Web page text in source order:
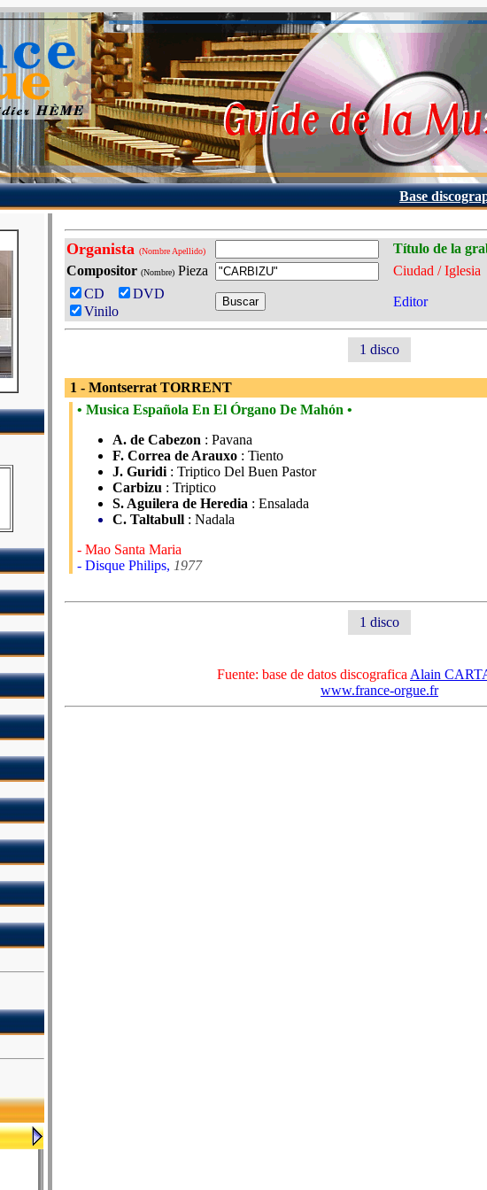
Base
Organista (Nombre Apellido)
Título de la
Compositor (Nombre) Pieza
Ciudad / Iglesia
CD
DVD
Vinilo
Editor
1 disco
1 - Montserrat TORRENT
• Musica Española En El Órgano De Mahón •
A. de Cabezon : Pavana
F. Correa de Arauxo : Tiento
J. Guridi : Triptico Del Buen Pastor
Carbizu : Triptico
S. Aguilera de Heredia : Ensalada
C. Taltabull : Nadala
- Mao Santa Maria
- Disque Philips, 1977
1 disco
Fuente: base de datos discografica Alain
www.france-orgue.fr